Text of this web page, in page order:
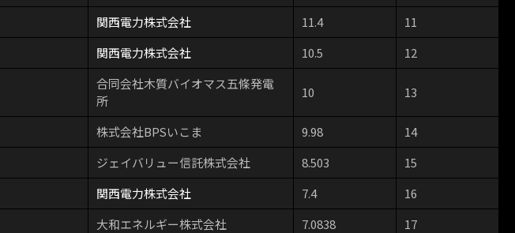
関西電力株式会社 11.4
11
関西電力株式会社 10.5 12
合同会社木質バイオマス五條発電
所
10 13
株式会社BPSいこま 9.98
14
ジェイバリュー信託株式会社 8.503
15
関西電力株式会社 7.4
16
大和エネルギー株式会社 7.0838
17